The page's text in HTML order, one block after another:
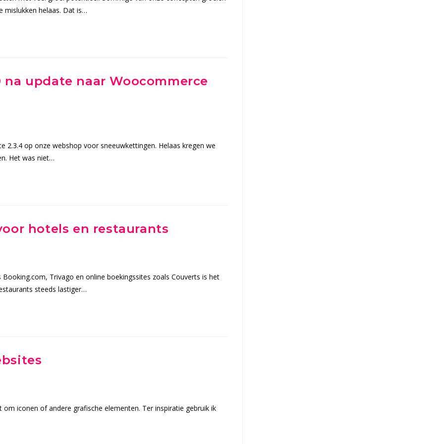
mislukken helaas. Dat is…
update naar Woocommerce
2.3.4 op onze webshop voor sneeuwkettingen. Helaas kregen we
Het was niet…
hotels en restaurants
Trivago en online boekingssites zoals Couverts is het
steeds lastiger…
iconen of andere grafische elementen. Ter inspiratie gebruik ik